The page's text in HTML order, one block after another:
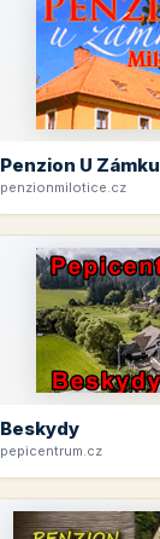
Penzion U Zámku
penzionmilotice.cz
Beskydy
pepicentrum.cz